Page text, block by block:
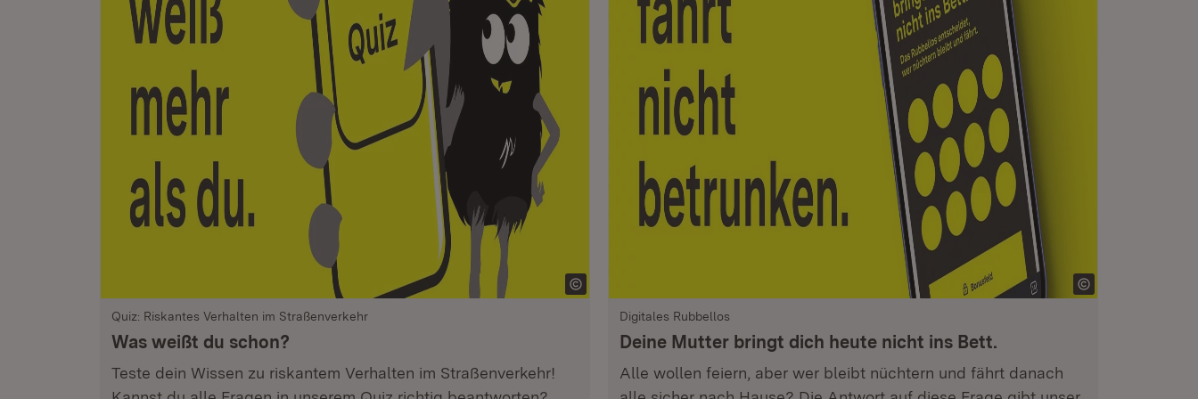
Quiz: Riskantes Verhalten im Straßenverkehr
Was weißt du schon?
Teste dein Wissen zu riskantem Verhalten im Straßenverkehr!
Digitales Rubbellos
Deine Mutter bringt dich heute nicht ins Bett.
Alle wollen feiern, aber wer bleibt nüchtern und fährt danach